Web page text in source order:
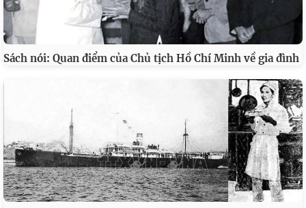
Sách nói: Quan điểm của Chủ tịch Hồ Chí Minh về gia đình